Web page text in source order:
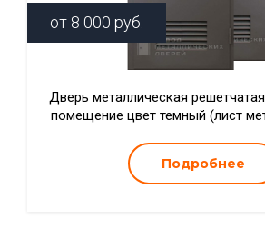
от 8 000 руб.
Дверь металлическая
помещение цвет темный (лист
Подробнее